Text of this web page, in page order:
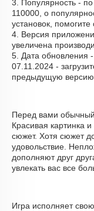
3. Популярность -
110000, о
установок,
4. Версия
увеличена
5. Дата обновления
07.11.2024 -
предыдущую версию.
Перед вами обычный
Красивая картинка
сюжет. Хотя сюжет
удовольствие.
дополняют друг
увлекать вас все
Игра исполняет